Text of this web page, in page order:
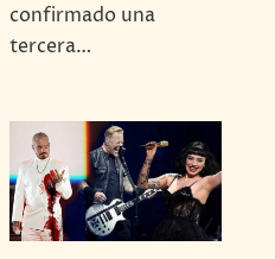
confirmado una
tercera…